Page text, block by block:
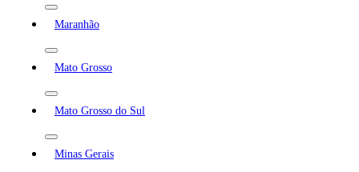
Maranhão
Mato Grosso
Mato Grosso do Sul
Minas Gerais